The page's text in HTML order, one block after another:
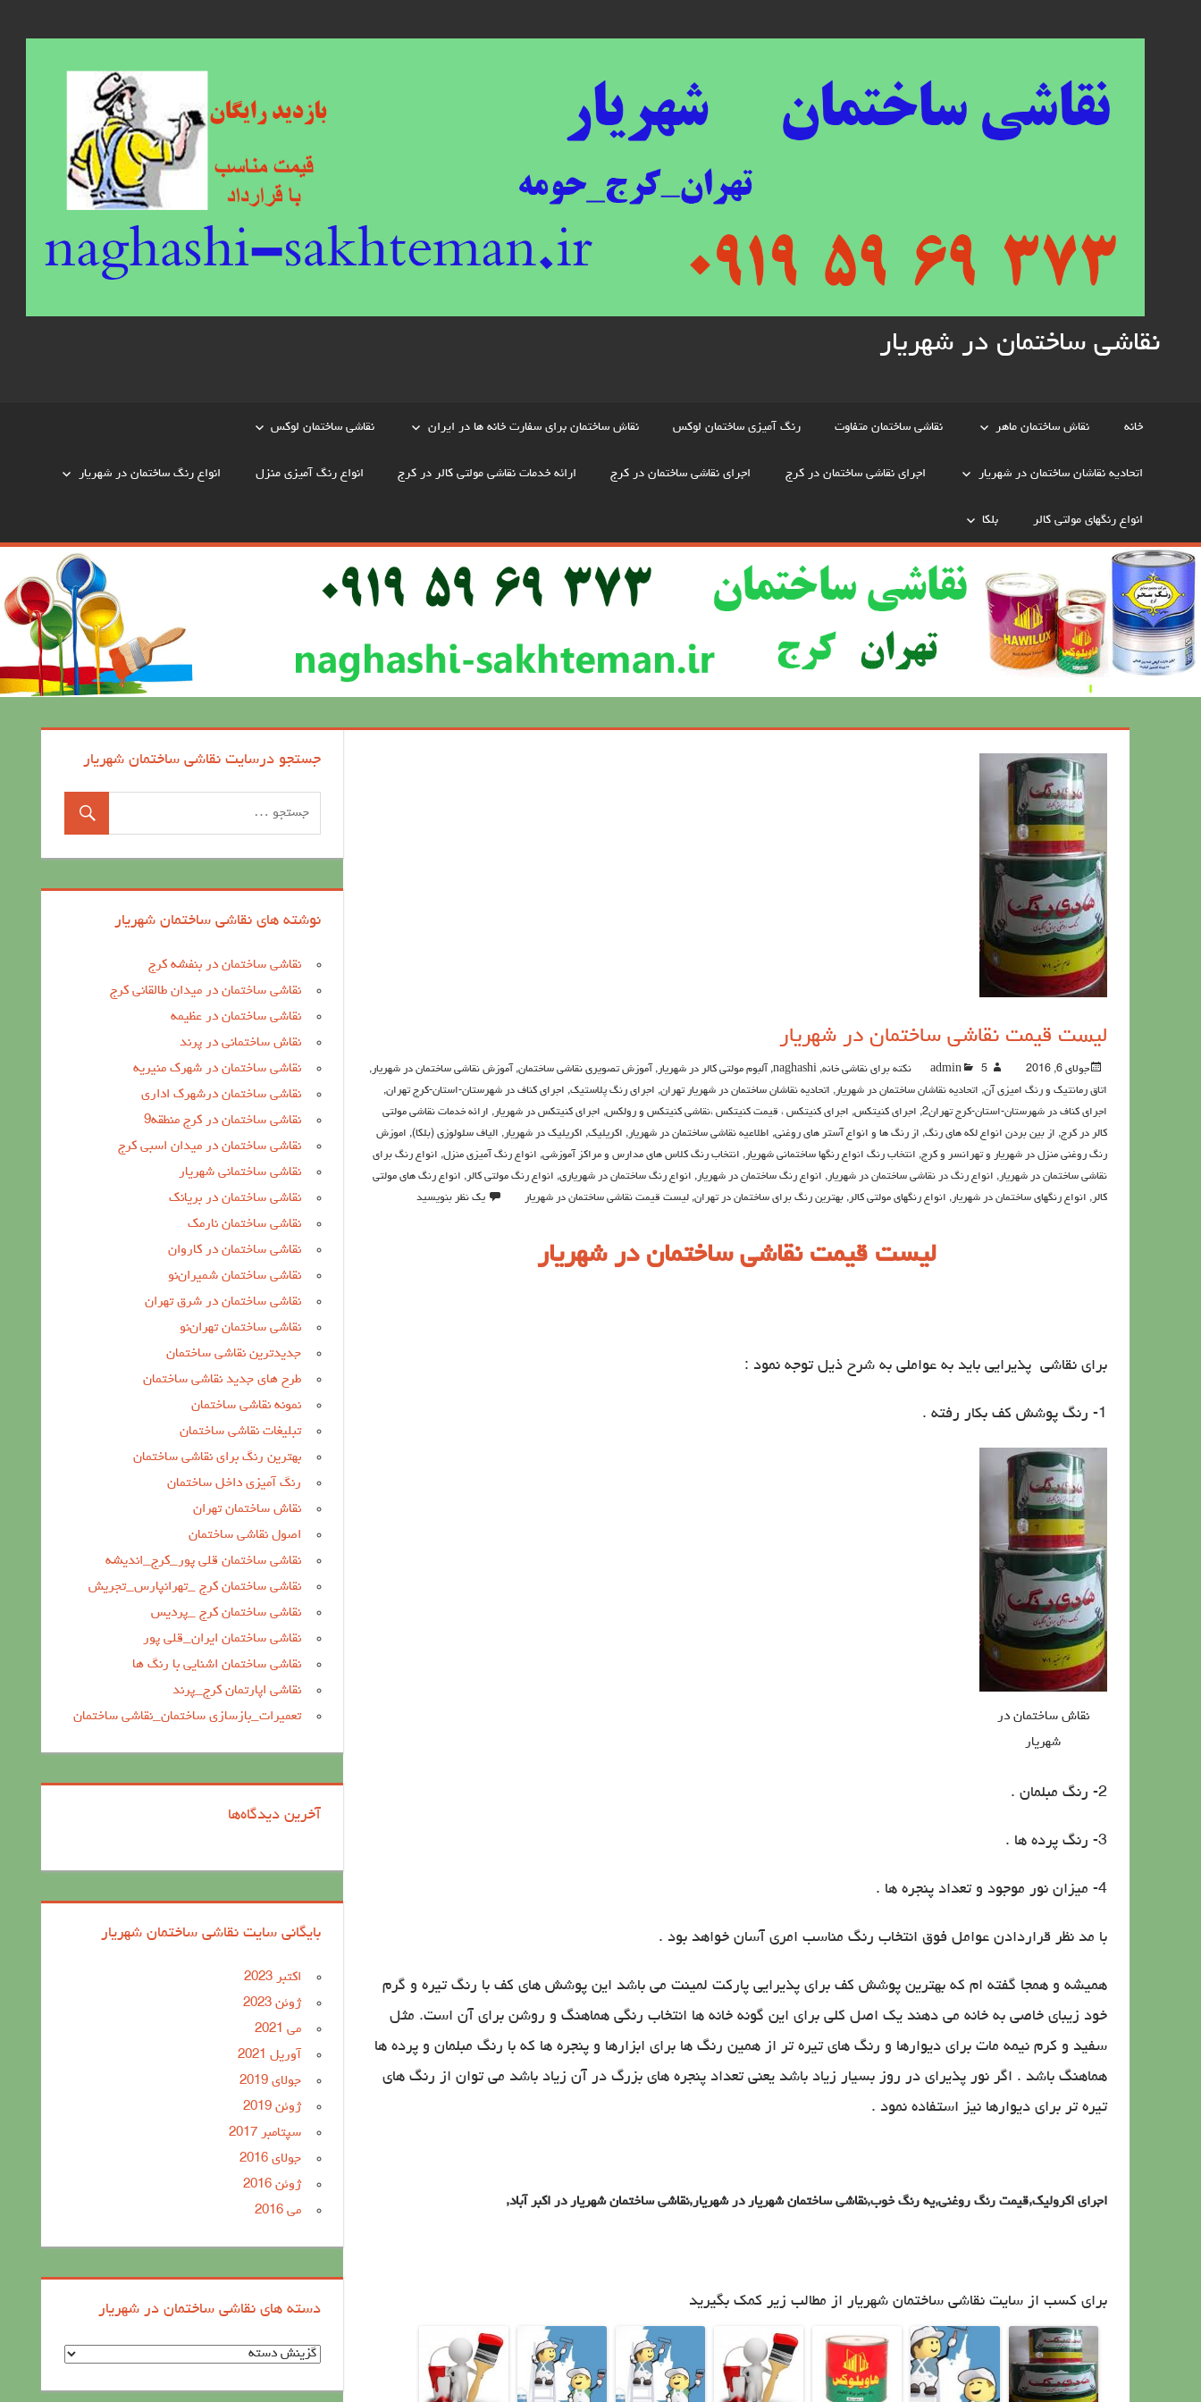
نقاشی ساختمان در شهریار
خانه نقاش ساختمان ماهر نقاشی ساختمان متفاوت رنگ آمیزی ساختمان لوکس نقاش ساختمان برای سفارت خانه ها در ایران نقاشی ساختمان لوکس
اتحادیه نقاشان ساختمان در شهریار اجرای نقاشی ساختمان در کرج اجرای نقاشی ساختمان در کرج ارائه خدمات نقاشی مولتی کالر در کرج انواع رنگ آمیزی منزل انواع رنگ ساختمان در شهریار
انواع رنگهای مولتی کالر بلکا
ليست قيمت نقاشي ساختمان در شهریار
جولای 6, 2016 admin 5نکته برای نقاشی خانه ,
naghashi
, آلبوم مولتی کالر در شهریار, آموزش تصویری نقاشی ساختمان, آموزش نقاشی ساختمان در شهریار,
اتاق رمانتیک و رنگ امیزی آن, اتحادیه نقاشان ساختمان در شهریار, اتحادیه نقاشان ساختمان در شهریار تهران, اجرای رنگ پلاستیک, اجرای کناف در شهرستان-استان-کرج تهران,
اجرای کناف در شهرستان-استان-کرج تهران2 , اجرای کنیتکس, اجرای کنیتکس ، قیمت کنیتکس ،نقاشي كنيتكس و رولكس, اجرای کنیتکس در شهریار, ارائه خدمات نقاشی مولتی
کالر در کرج, از بین بردن انواع لکه های رنگ, از رنگ ها و انواع آستر های روغنی, اطلاعيه نقاشی ساختمان در شهریار, اکريليک, اکريليک در شهریار, الیاف سلولوزی (بلکا), اموزش
رنگ روغنی منزل در شهریار و تهرانسر و کرج, انتخاب رنگ انواع رنگها ساختمانی شهریار, انتخاب رنگ کلاس های مدارس و مراکز آموزشی, انواع رنگ آمیزی منزل, انواع رنگ برای
نقاشی ساختمان در شهریار, انواع رنگ در نقاشی ساختمان در شهریار, انواع رنگ ساختمان در شهریار, انواع رنگ ساختمان در شهریاری, انواع رنگ مولتی کالر, انواع رنگ های مولتی
کالر, انواع رنگهای ساختمان در شهریار, انواع رنگهای مولتی کالر,بهترین رنگ برای ساختمان در تهران,ليست قيمت نقاشي ساختمان در شهریار یک نظر بنویسید
ليست قيمت نقاشي ساختمان در شهریار
برای نقاشی پذیرایی باید به عواملی به شرح ذیل توجه نمود :
1- رنگ پوشش کف بکار رفته .
نقاش ساختمان در
شهریار
2- رنگ مبلمان .
3- رنگ پرده ها .
4- میزان نور موجود و تعداد پنجره ها .
با مد نظر قراردادن عوامل فوق انتخاب رنگ مناسب امری آسان خواهد بود .
همیشه و همجا گفته ام که بهترین پوشش کف برای پذیرایی پارکت لمینت می باشد این پوشش های کف با رنگ تیره و گرم
خود زیبای خاصی به خانه می دهند یک اصل کلی برای این گونه خانه ها انتخاب رنگی هماهنگ و روشن برای آن است. مثل
سفید و کرم نیمه مات برای دیوارها و رنگ های تیره تر از همین رنگ ها برای ابزارها و پنجره ها که با رنگ مبلمان و پرده ها
هماهنگ باشد . اگر نور پذیرای در روز بسیار زیاد باشد یعنی تعداد پنجره های بزرگ در آن زیاد باشد می توان از رنگ های
تیره تر برای دیوارها نیز استفاده نمود .
اجرای اکرولیک,قیمت رنگ روغنی,یه رنگ خوب,نقاشی ساختمان شهریار در شهریار,نقاشی ساختمان شهریار در اکبر آباد,
برای کسب از سایت نقاشی ساختمان شهریار از مطالب زیر کمک بگیرید
جستجو درسایت نقاشی ساختمان شهریار
نوشته های نقاشی ساختمان شهریار
نقاشی ساختمان در بنفشه کرج
نقاشی ساختمان در میدان طالقانی کرج
نقاشی ساختمان در عظیمه
نقاش ساختمانی در پرند
نقاشی ساختمان در شهرک منیریه
نقاشی ساختمان درشهرک اداری
نقاشی ساختمان در کرج منطقه9
نقاشی ساختمان در میدان اسبی کرج
نقاشی ساختمانی شهریار
نقاشی ساختمان در بریانک
نقاشی ساختمان نارمک
نقاشی ساختمان در کاروان
نقاشی ساختمان شمیران‌نو
نقاشی ساختمان در شرق تهران
نقاشی ساختمان تهران‌نو
جدیدترین نقاشی ساختمان
طرح های جدید نقاشی ساختمان
نمونه نقاشی ساختمان
تبلیغات نقاشی ساختمان
بهترین رنگ برای نقاشی ساختمان
رنگ آمیزی داخل ساختمان
نقاش ساختمان تهران
اصول نقاشی ساختمان
نقاشی ساختمان قلی پور_کرج_اندیشه
نقاشی ساختمان کرج _تهرانپارس_تجریش
نقاشی ساختمان کرج _پردیس
نقاشی ساختمان ایران_قلی پور
نقاشی ساختمان اشنایی با رنگ ها
نقاشی اپارتمان کرج_پرند
تعمیرات_بازسازی ساختمان_نقاشی ساختمان
آخرین دیدگاه‌ها
بایگانی سایت نقاشی ساختمان شهریار
اکتبر 2023
ژوئن 2023
می 2021
آوریل 2021
جولای 2019
ژوئن 2019
سپتامبر 2017
جولای 2016
ژوئن 2016
می 2016
دسته های نقاشی ساختمان در شهریار
د